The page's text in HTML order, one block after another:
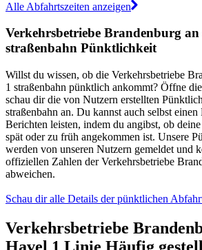
Alle Abfahrtszeiten anzeigen
Verkehrsbetriebe Brandenburg
straßenbahn Pünktlichkeit
Willst du wissen, ob die Verkehrsbetriebe
1 straßenbahn pünktlich ankommt? Öffne die
schau dir die von Nutzern erstellten
straßenbahn an. Du kannst auch selbst einen
Berichten leisten, indem du angibst, ob
spät oder zu früh angekommen ist. Unsere
werden von unseren Nutzern gemeldet und
offiziellen Zahlen der Verkehrsbetriebe
abweichen.
Schau dir alle Details der pünktlichen
Verkehrsbetriebe